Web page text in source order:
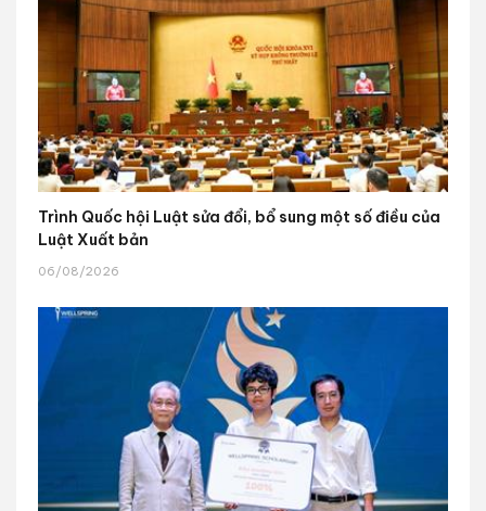
Trình Quốc hội Luật sửa đổi, bổ sung một số điều của
Luật Xuất bản
06/08/2026